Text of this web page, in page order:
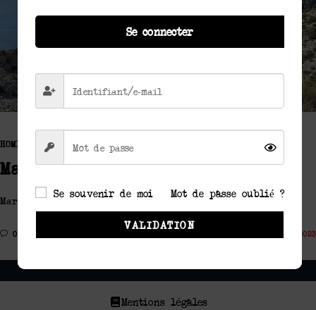
HOME TREK TREK FACTORY RACING
Marseille Cassis par Les Crêtes
Marseille Cassis entre les crêtes et la mer
0 COMMENTAIRE 19 NOVEMBRE 2023
Mentions légales
Se connecter
Se souvenir de moi Mot de passe oublié ?
VALIDATION